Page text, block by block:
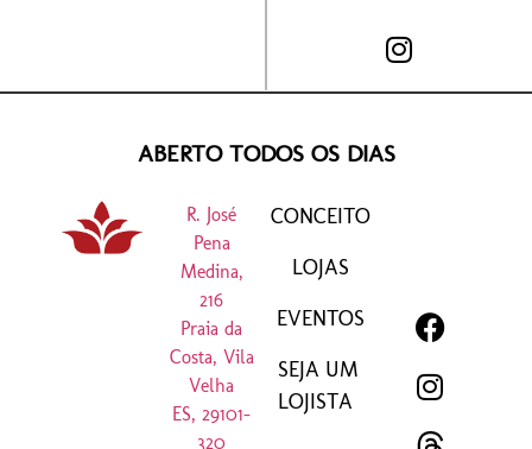
ABERTO TODOS OS DIAS
R. José
Pena
Medina,
216
Praia da
Costa, Vila
Velha
ES, 29101-
320
CONCEITO
LOJAS
EVENTOS
SEJA UM
LOJISTA